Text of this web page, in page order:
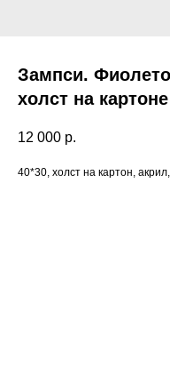
Зампси.
холст на картоне
12 000 р.
40*30, холст на картон,